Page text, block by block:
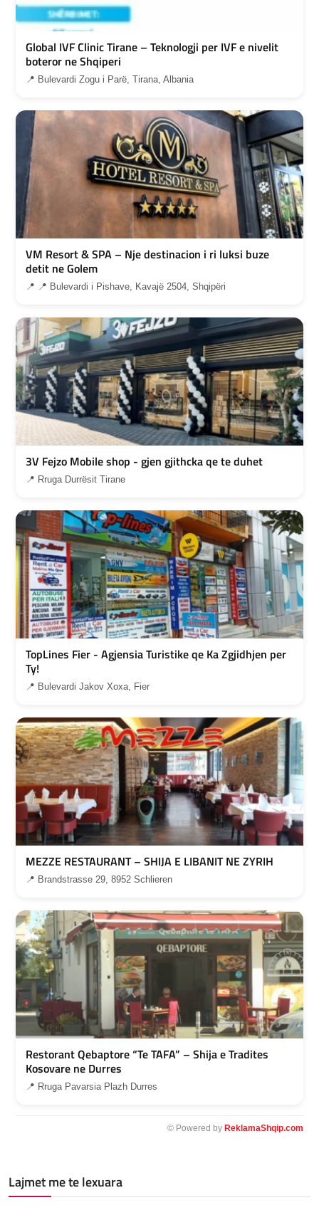
Global IVF Clinic Tirane – Teknologji per IVF e nivelit
boteror ne Shqiperi
📍 Bulevardi Zogu i Parë, Tirana, Albania
VM Resort & SPA – Nje destinacion i ri luksi buze
detit ne Golem
📍 📍 Bulevardi i Pishave, Kavajë 2504, Shqipëri
3V Fejzo Mobile shop - gjen gjithcka qe te duhet
📍 Rruga Durrësit Tirane
TopLines Fier - Agjensia Turistike qe Ka Zgjidhjen per
Ty!
📍 Bulevardi Jakov Xoxa, Fier
MEZZE RESTAURANT – SHIJA E LIBANIT NE ZYRIH
📍 Brandstrasse 29, 8952 Schlieren
Restorant Qebaptore “Te TAFA” – Shija e Tradites
Kosovare ne Durres
📍 Rruga Pavarsia Plazh Durres
© Powered by ReklamaShqip.com
Lajmet me te lexuara